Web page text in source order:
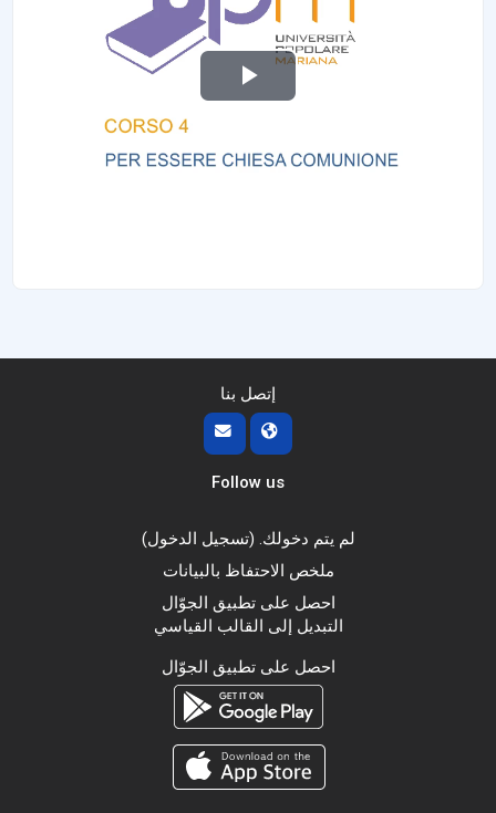
تشغيل الفيديو
إتصل بنا
Follow us
لم يتم دخولك. (تسجيل الدخول)
ملخص الاحتفاظ بالبيانات
احصل على تطبيق الجوّال
التبديل إلى القالب القياسي
احصل على تطبيق الجوّال